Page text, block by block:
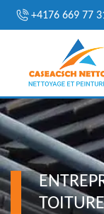
+4176 669 77